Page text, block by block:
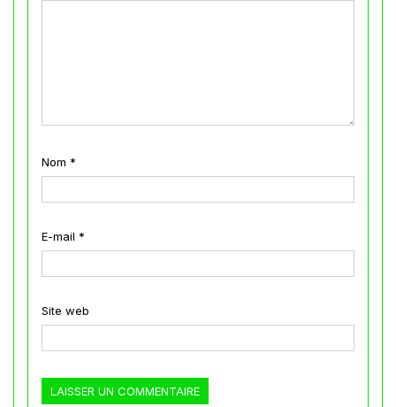
Nom *
E-mail *
Site web